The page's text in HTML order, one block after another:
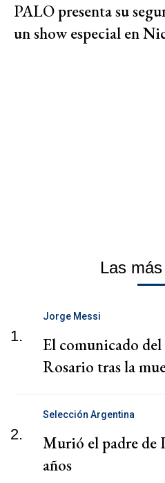
PALO presenta su
un show especial en
Las
1.
Jorge Messi
El comunicado
Rosario tras la
2.
Selección Argentina
Murió el padre de
años